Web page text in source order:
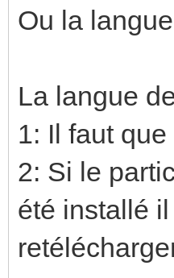
Ou la
La langue
1: Il faut
2: Si le
été installé